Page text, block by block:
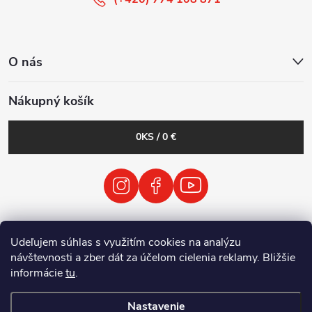
Udeľujem súhlas s využitím cookies na analýzu
návštevnosti a zber dát za účelom cielenia reklamy. Bližšie
informácietu.
Nastavenie
O nás
Nákupný košík
0KS /0 €
Zásady spracovania osobných údajov
Spätný odber vyradených elektrických zariadení / batérií